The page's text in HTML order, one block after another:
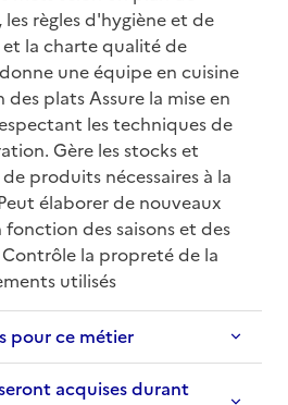
règles d'hygiène et de
la charte qualité de
une équipe en cuisine
plats Assure la mise en
les techniques de
Gère les stocks et
produits nécessaires à la
élaborer de nouveaux
des saisons et des
la propreté de la
utilisés
pour ce métier
acquises durant